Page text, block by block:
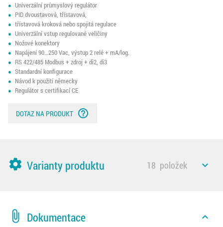
Univerzální průmyslový regulátor
PID dvoustavová, třístavová,
třístavová kroková nebo spojitá regulace
Univerzální vstup regulované veličiny
Nožové konektory
Napájení 90…250 Vac, výstup 2 relé + mA/log.
RS 422/485 Modbus + zdroj + di2, di3
Standardní konfigurace
Návod k použití německy
Regulátor s certifikací CE
DOTAZ NA PRODUKT help_outline
settings Varianty produktu 18 položek expand_less
attach_file Dokumentace expand_less